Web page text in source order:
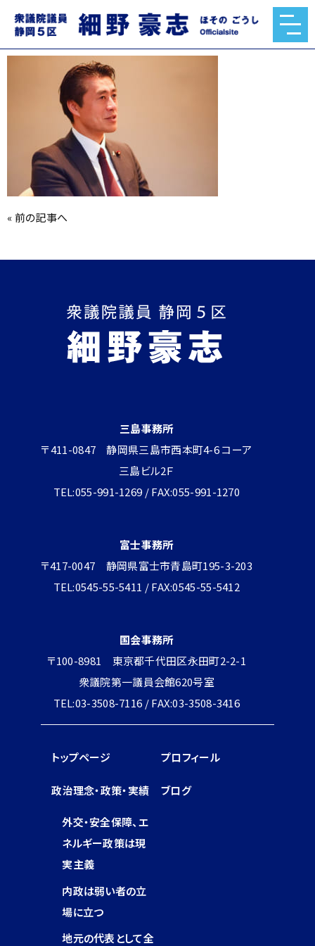
対談1
2020.11.12
«前の記事へ
三島事務所
〒411-0847 静岡県三島市西本町4-6 コーア
三島ビル2Ｆ
TEL:055-991-1269 / FAX:055-991-1270
富士事務所
〒417-0047 静岡県富士市青島町195-3-203
TEL:0545-55-5411 / FAX:0545-55-5412
国会事務所
〒100-8981 東京都千代田区永田町2-2-1
衆議院第一議員会館620号室
TEL:03-3508-7116 / FAX:03-3508-3416
トップページ プロフィール
政治理念・政策・実績
外交・安全保障、エ
ネルギー政策は現
実主義
内政は弱い者の立
場に立つ
地元の代表として全
ブログ